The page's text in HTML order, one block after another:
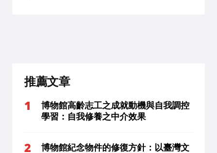
推薦文章
博物館高齡志工之成就動機與自我調控
學習：自我修養之中介效果
博物館紀念物件的修復方針：以臺灣文